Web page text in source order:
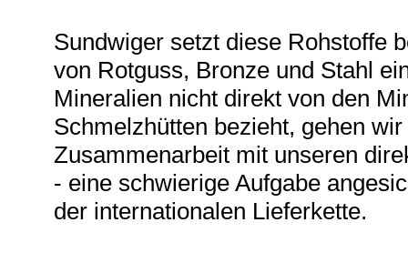
Sundwiger setzt diese Rohstoffe
von Rotguss, Bronze und Stahl
Mineralien nicht direkt von den
Schmelzhütten bezieht, gehen
Zusammenarbeit mit unseren
- eine schwierige Aufgabe
der internationalen Lieferkette.